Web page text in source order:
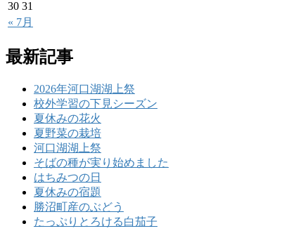
« 7月
30 31
最新記事
2026年河口湖湖上祭
校外学習の下見シーズン
夏休みの花火
夏野菜の栽培
河口湖湖上祭
そばの種が実り始めました
はちみつの日
夏休みの宿題
勝沼町産のぶどう
たっぷりとろける白茄子